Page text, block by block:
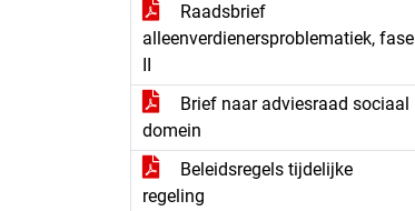
Raadsbrief
alleenverdienersproblematiek, fase
II
Brief naar adviesraad sociaal
domein
Beleidsregels tijdelijke
regeling